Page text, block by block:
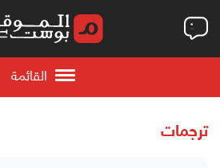
القائمة
ترجمات